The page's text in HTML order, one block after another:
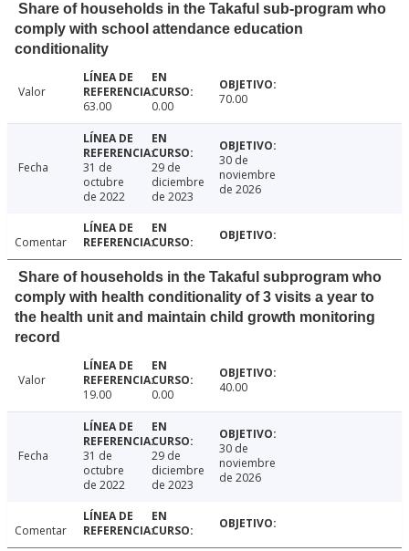
Share of households in the Takaful sub-program who
comply with school attendance education
conditionality
Valor
63.00
0.00 70.00
Fecha
31 de
octubre
de 2022
29 de
diciembre
de 2023
30 de
noviembre
de 2026
Comentar
Share of households in the Takaful subprogram who
comply with health conditionality of 3 visits a year to
the health unit and maintain child growth monitoring
record
Valor
19.00
0.00 40.00
Fecha
31 de
octubre
de 2022
29 de
diciembre
de 2023
30 de
noviembre
de 2026
Comentar